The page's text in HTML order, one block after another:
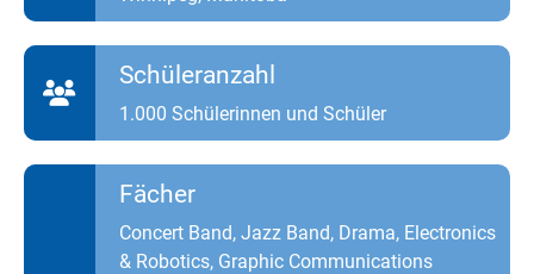
Schüleranzahl
1.000 Schülerinnen und Schüler
Fächer
Concert Band, Jazz Band, Drama, Electronics
& Robotics, Graphic Communications